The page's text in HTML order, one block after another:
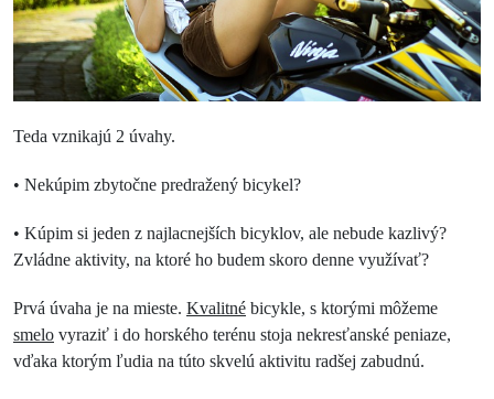
Teda vznikajú 2 úvahy.
• Nekúpim zbytočne predražený bicykel?
• Kúpim si jeden z najlacnejších bicyklov, ale nebude kazlivý?
Zvládne aktivity, na ktoré ho budem skoro denne využívať?
Prvá úvaha je na mieste. Kvalitné bicykle, s ktorými môžeme
smelo vyraziť i do horského terénu stoja nekresťanské peniaze,
vďaka ktorým ľudia na túto skvelú aktivitu radšej zabudnú.